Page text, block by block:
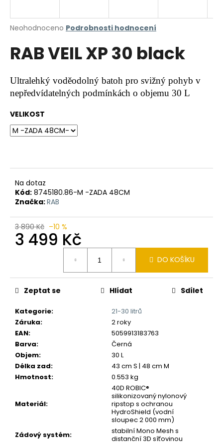
Průměrné
produktu
je
z
5
hvězdiček.
Neohodnoceno Podrobnosti hodnocení
RAB VEIL XP 30 black
Ultralehký voděodolný batoh pro svižný pohyb v
nepředvídatelných podmínkách o objemu 30 L
VELIKOST
Na dotaz
Kód: 8745180.86-M -ZADA 48CM
Značka:RAB
3 890 Kč –10 %
3 499 Kč
DO KOŠÍKU
Kategorie:
21-30 litrů
Záruka:
2 roky
EAN:
5059913183763
Barva:
Černá
Objem:
30 L
Délka zad:
43 cm S | 48 cm M
Hmotnost: 0.553 kg
Materiál:
40D ROBIC®
silikonizovaný nylonový
ripstop s ochranou
HydroShield (vodní
sloupec 2 000 mm)
Zádový systém:
stabilní Mono Mesh s
distanční 3D síťovinou
Zeptat se Hlídat Sdílet
j
t
?
o
p
o
u
č
u
e